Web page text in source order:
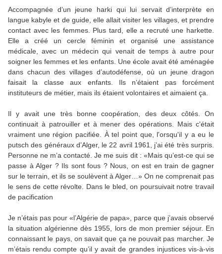
Accompagnée d’un jeune harki qui lui servait d’interprète en
langue kabyle et de guide, elle allait visiter les villages, et prendre
contact avec les femmes. Plus tard, elle a recruté une harkette.
Elle a créé un cercle féminin et organisé une assistance
médicale, avec un médecin qui venait de temps à autre pour
soigner les femmes et les enfants. Une école avait été aménagée
dans chacun des villages d’autodéfense, où un jeune dragon
faisait la classe aux enfants. Ils n’étaient pas forcément
instituteurs de métier, mais ils étaient volontaires et aimaient ça.
Il y avait une très bonne coopération, des deux côtés. On
continuait à patrouiller et à mener des opérations. Mais c'était
vraiment une région pacifiée. À tel point que, l'orsqu'il y a eu le
putsch des généraux d’Alger, le 22 avril 1961, j’ai été très surpris.
Personne ne m’a contacté. Je me suis dit : «Mais qu’est-ce qui se
passe à Alger ? Ils sont fous ? Nous, on est en train de gagner
sur le terrain, et ils se soulèvent à Alger…» On ne comprenait pas
le sens de cette révolte. Dans le bled, on poursuivait notre travail
de pacification
Je n’étais pas pour «l’Algérie de papa», parce que j’avais observé
la situation algérienne dès 1955, lors de mon premier séjour. En
connaissant le pays, on savait que ça ne pouvait pas marcher. Je
m’étais rendu compte qu’il y avait de grandes injustices vis-à-vis